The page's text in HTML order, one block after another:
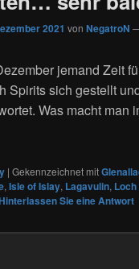
2021 von NegatroN
jemand Zeit
Spirits sich gestellt
Was macht man
von Munich
| Gekennzeichnet mit
, Isle of Islay, Lagavulin,
Sie eine Antwort